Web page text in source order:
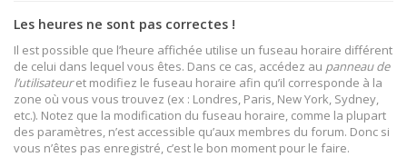
Les heures ne sont pas correctes !
Il est possible que l’heure affichée utilise un fuseau horaire différent
de celui dans lequel vous êtes. Dans ce cas, accédez au panneau de
l’utilisateuret modifiez le fuseau horaire afin qu’il corresponde à la
zone où vous vous trouvez (ex : Londres, Paris, New York, Sydney,
etc.). Notez que la modification du fuseau horaire, comme la plupart
des paramètres, n’est accessible qu’aux membres du forum. Donc si
vous n’êtes pas enregistré, c’est le bon moment pour le faire.